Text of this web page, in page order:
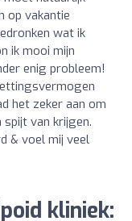
op vakantie
wat ik
ik mooi mijn
enig probleem!
het zeker aan om
spijt van krijgen.
& voel mij veel
kliniek: